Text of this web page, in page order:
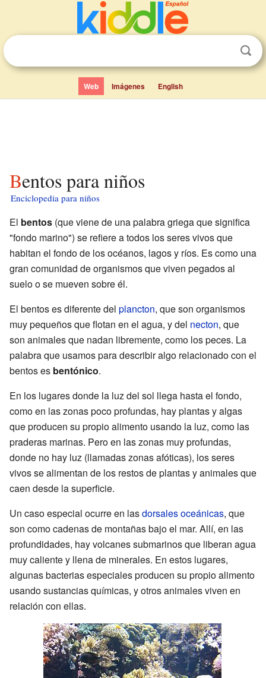
Web Imágenes English
Bentos para niños
Enciclopedia para niños
El bentos (que viene de una palabra griega que significa
"fondo marino") se refiere a todos los seres vivos que
habitan el fondo de los océanos, lagos y ríos. Es como una
gran comunidad de organismos que viven pegados al
suelo o se mueven sobre él.
El bentos es diferente del plancton, que son organismos
muy pequeños que flotan en el agua, y del necton, que
son animales que nadan libremente, como los peces. La
palabra que usamos para describir algo relacionado con el
bentos es bentónico.
En los lugares donde la luz del sol llega hasta el fondo,
como en las zonas poco profundas, hay plantas y algas
que producen su propio alimento usando la luz, como las
praderas marinas. Pero en las zonas muy profundas,
donde no hay luz (llamadas zonas afóticas), los seres
vivos se alimentan de los restos de plantas y animales que
caen desde la superficie.
Un caso especial ocurre en lasdorsales oceánicas, que
son como cadenas de montañas bajo el mar. Allí, en las
profundidades, hay volcanes submarinos que liberan agua
muy caliente y llena de minerales. En estos lugares,
algunas bacterias especiales producen su propio alimento
usando sustancias químicas, y otros animales viven en
relación con ellas.